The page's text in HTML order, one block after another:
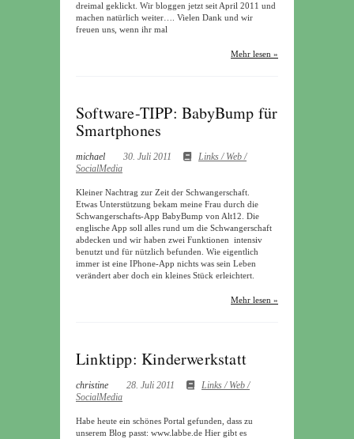
dreimal geklickt. Wir bloggen jetzt seit April 2011 und
machen natürlich weiter…. Vielen Dank und wir
freuen uns, wenn ihr mal
Mehr lesen »
Software-TIPP: BabyBump für
Smartphones
michael 30. Juli 2011
Links / Web /
SocialMedia
Kleiner Nachtrag zur Zeit der Schwangerschaft.
Etwas Unterstützung bekam meine Frau durch die
Schwangerschafts-App BabyBump von Alt12. Die
englische App soll alles rund um die Schwangerschaft
abdecken und wir haben zwei Funktionen intensiv
benutzt und für nützlich befunden. Wie eigentlich
immer ist eine IPhone-App nichts was sein Leben
verändert aber doch ein kleines Stück erleichtert.
Mehr lesen »
Linktipp: Kinderwerkstatt
christine 28. Juli 2011
Links / Web /
SocialMedia
Habe heute ein schönes Portal gefunden, dass zu
unserem Blog passt: www.labbe.de Hier gibt es